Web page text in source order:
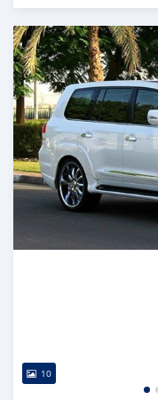
Publié il y a presque 6 ans
10